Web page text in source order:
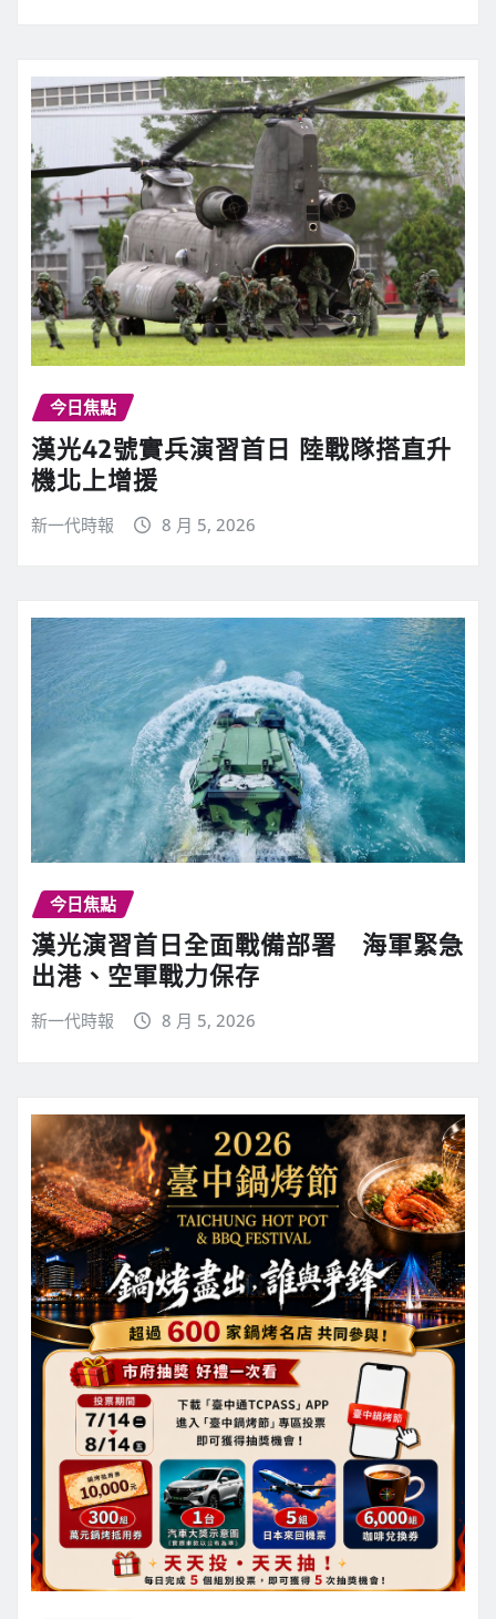
今日焦點
漢光42號實兵演習首日 陸戰隊搭直升
機北上增援
新一代時報 8 月 5, 2026
今日焦點
漢光演習首日全面戰備部署 海軍緊急
出港、空軍戰力保存
新一代時報 8 月 5, 2026